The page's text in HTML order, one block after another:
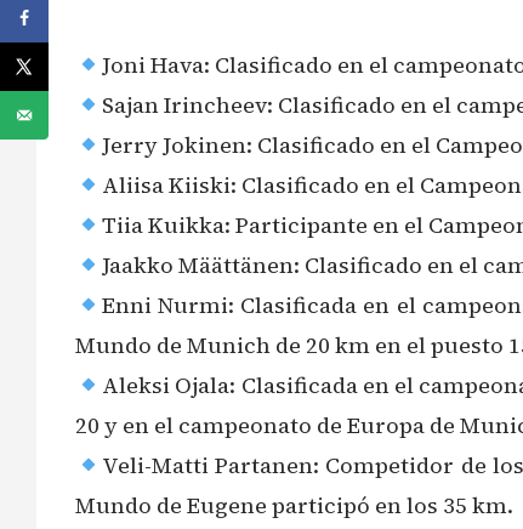
Joni Hava: Clasificado en el
Sajan Irincheev: Clasificado en el
Jerry Jokinen: Clasificado en el
Aliisa Kiiski: Clasificado en el
Tiia Kuikka: Participante en el
Jaakko Määttänen: Clasificado en el
Enni Nurmi: Clasificada en el
Mundo de Munich de 20 km en el puesto
Aleksi Ojala: Clasificada en el
20 y en el campeonato de Europa de
Veli-Matti Partanen: Competidor de
Mundo de Eugene participó en los 35 km.